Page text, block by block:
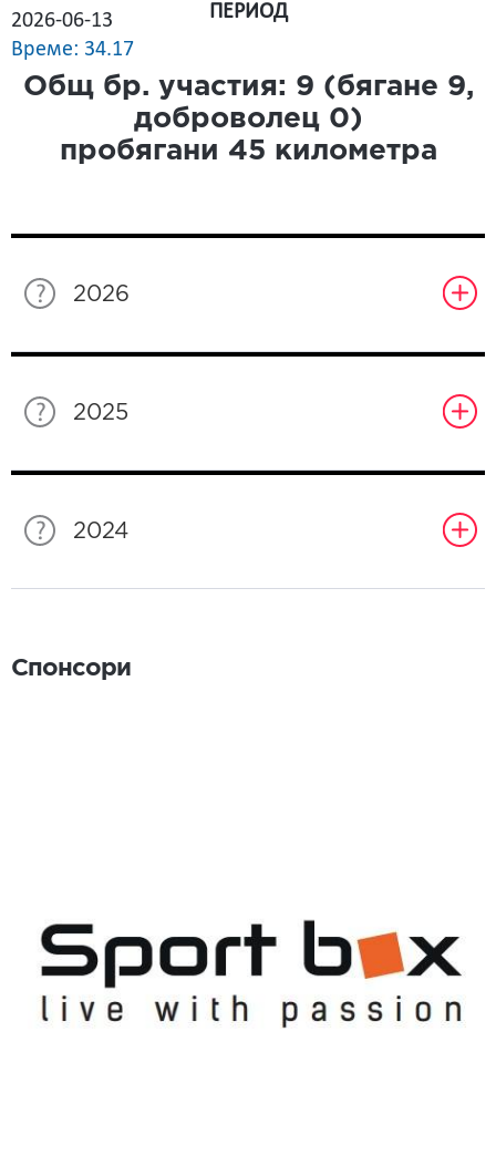
2026-06-13
Време: 34.17
ПЕРИОД
Общ бр. участия: 9 (бягане 9,
доброволец 0)
пробягани 45 километра
2026
2025
2024
Спонсори